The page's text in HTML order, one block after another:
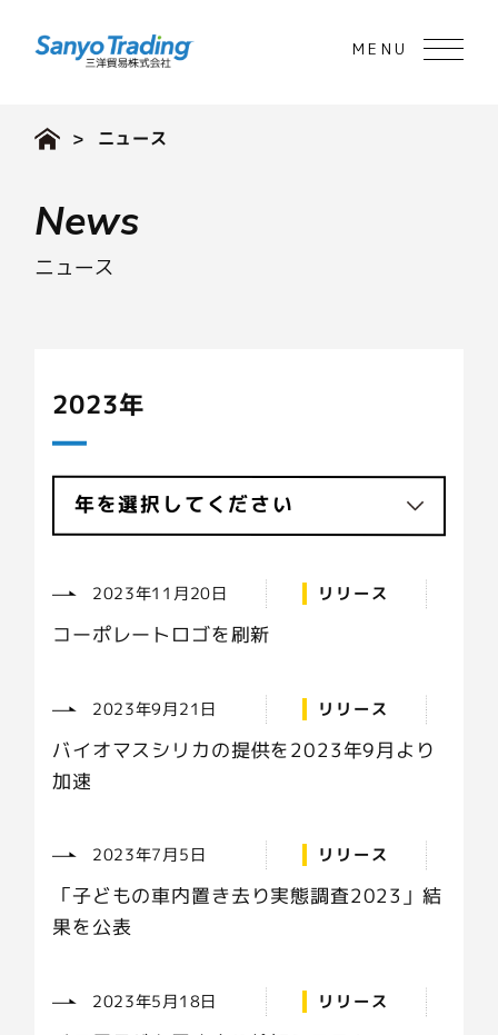
> ニュース
News
ニュース
2023年
年を選択してください
2023年11月20日 リリース
コーポレートロゴを刷新
2023年9月21日 リリース
バイオマスシリカの提供を2023年9月より
加速
2023年7月5日 リリース
「子どもの車内置き去り実態調査2023」結
果を公表
2023年5月18日 リリース